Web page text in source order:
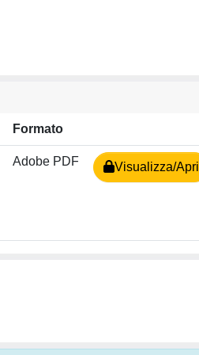
Formato
Adobe PDF Visualizza/Apri